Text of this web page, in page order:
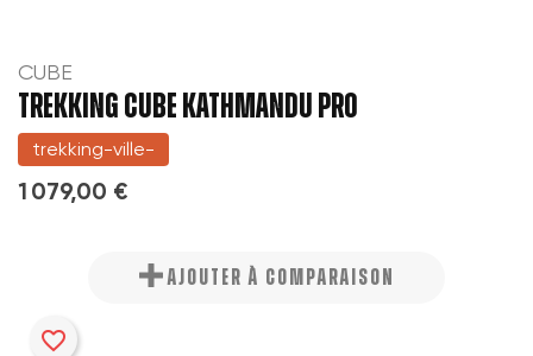
CUBE
TREKKING CUBE KATHMANDU PRO
trekking-ville-
1 079,00 €
AJOUTER À COMPARAISON
favorite_border